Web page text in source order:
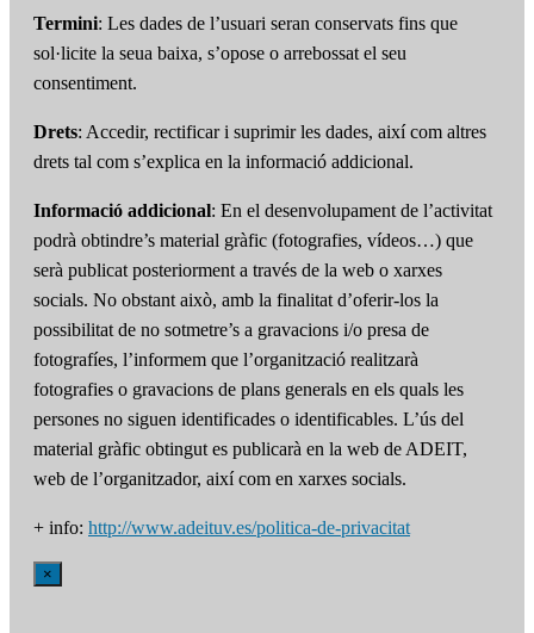
Termini: Les dades de l’usuari seran conservats fins que
sol·licite la seua baixa, s’opose o arrebossat el seu
consentiment.
Drets: Accedir, rectificar i suprimir les dades, així com altres
drets tal com s’explica en la informació addicional.
Informació addicional: En el desenvolupament de l’activitat
podrà obtindre’s material gràfic (fotografies, vídeos…) que
serà publicat posteriorment a través de la web o xarxes
socials. No obstant això, amb la finalitat d’oferir-los la
possibilitat de no sotmetre’s a gravacions i/o presa de
fotografíes, l’informem que l’organització realitzarà
fotografies o gravacions de plans generals en els quals les
persones no siguen identificades o identificables. L’ús del
material gràfic obtingut es publicarà en la web de ADEIT,
web de l’organitzador, així com en xarxes socials.
+ info: http://www.adeituv.es/politica-de-privacitat
×